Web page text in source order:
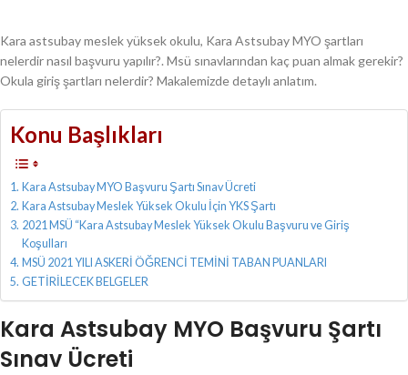
Kara astsubay meslek yüksek okulu, Kara Astsubay MYO şartları
nelerdir nasıl başvuru yapılır?. Msü sınavlarından kaç puan almak gerekir?
Okula giriş şartları nelerdir? Makalemizde detaylı anlatım.
Konu Başlıkları
Kara Astsubay MYO Başvuru Şartı Sınav Ücreti
Kara Astsubay Meslek Yüksek Okulu İçin YKS Şartı
2021 MSÜ “Kara Astsubay Meslek Yüksek Okulu Başvuru ve Giriş
Koşulları
MSÜ 2021 YILI ASKERİ ÖĞRENCİ TEMİNİ TABAN PUANLARI
GETİRİLECEK BELGELER
Kara Astsubay MYO Başvuru Şartı
Sınav Ücreti